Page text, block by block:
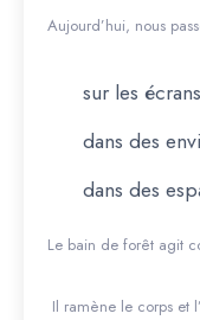
Aujourd’hui, nous
sur les écrans
dans des
dans des
Le bain de forêt agit
Il ramène le corps et